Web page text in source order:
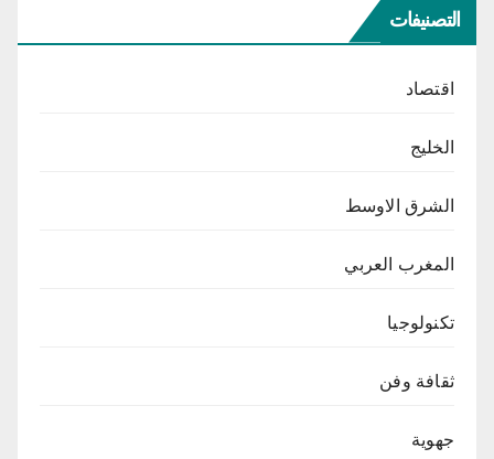
التصنيفات
اقتصاد
الخليج
الشرق الاوسط
المغرب العربي
تكنولوجيا
ثقافة وفن
جهوية